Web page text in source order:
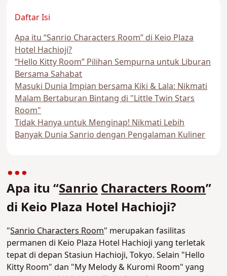
Daftar Isi
Apa itu “Sanrio Characters Room” di Keio Plaza
Hotel Hachioji?
“Hello Kitty Room” Pilihan Sempurna untuk Liburan
Bersama Sahabat
Masuki Dunia Impian bersama Kiki & Lala: Nikmati
Malam Bertaburan Bintang di "Little Twin Stars
Room"
Tidak Hanya untuk Menginap! Nikmati Lebih
Banyak Dunia Sanrio dengan Pengalaman Kuliner
Apa itu “SanrioCharacters Room”
di Keio Plaza Hotel Hachioji?
"Sanrio Characters Room" merupakan fasilitas
permanen di Keio Plaza Hotel Hachioji yang terletak
tepat di depan Stasiun Hachioji, Tokyo. Selain "Hello
Kitty Room" dan "My Melody & Kuromi Room" yang